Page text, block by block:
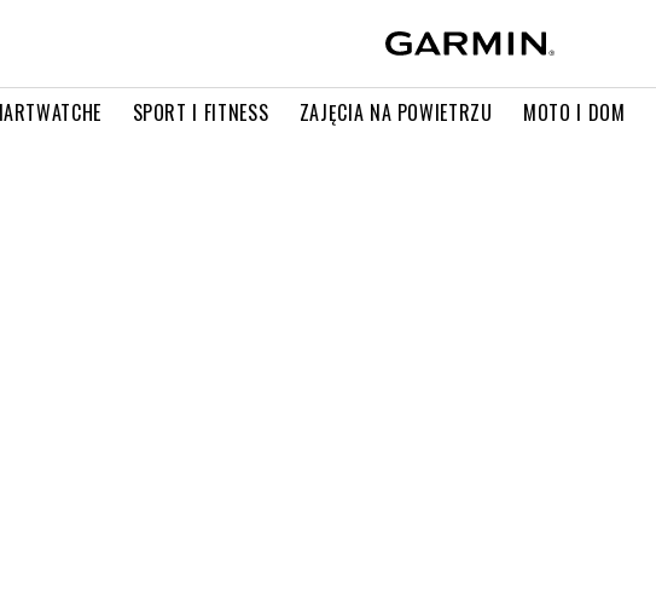
SPORT I FITNESS ZAJĘCIA NA POWIETRZU MOTO I DOM